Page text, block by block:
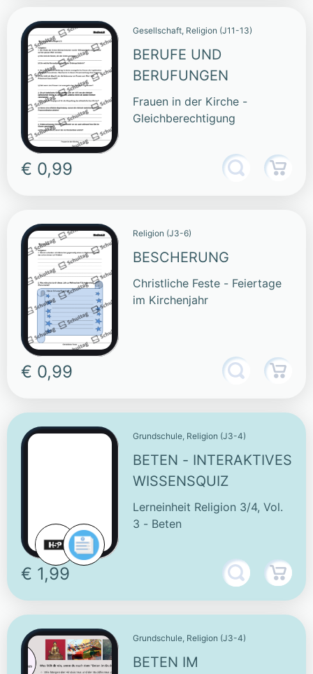
Gesellschaft, Religion (J11-13)
BERUFE UND
BERUFUNGEN
Frauen in der Kirche -
Gleichberechtigung
€ 0,99
Religion (J3-6)
BESCHERUNG
Christliche Feste - Feiertage
im Kirchenjahr
€ 0,99
Grundschule, Religion (J3-4)
BETEN - INTERAKTIVES
WISSENSQUIZ
Lerneinheit Religion 3/4, Vol.
3 - Beten
€ 1,99
Grundschule, Religion (J3-4)
BETEN IM